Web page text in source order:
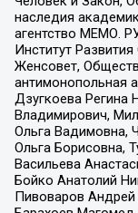
наследия
агентство МЕМО.
Институт
Женсовет,
антимонопольная
Дзугкоева Регина
Владимирович,
Ольга Вадимовна,
Ольга Борисовна,
Васильева
Бойко Анатолий
Пивоваров Андрей